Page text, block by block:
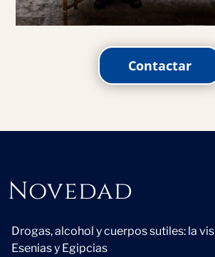
Contactar
Novedad
Novedad
Drogas, alcohol y cuerpos sutiles: la
Esenias y Egipcias